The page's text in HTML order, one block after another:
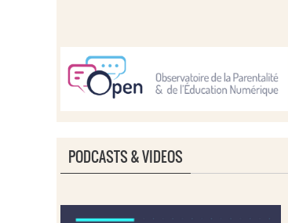
PODCASTS & VIDEOS